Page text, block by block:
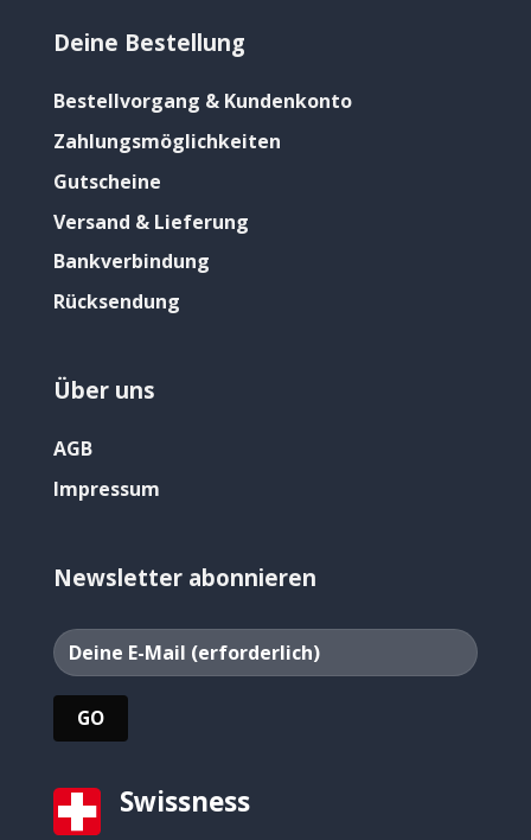
Deine Bestellung
Bestellvorgang & Kundenkonto
Zahlungsmöglichkeiten
Gutscheine
Versand & Lieferung
Bankverbindung
Rücksendung
Über uns
AGB
Impressum
Newsletter abonnieren
Swissness